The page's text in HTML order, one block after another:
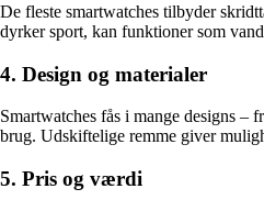
De fleste smartwatches tilbyder
dyrker sport, kan funktioner som
4. Design og materialer
Smartwatches fås i mange designs
brug. Udskiftelige remme giver
5. Pris og værdi